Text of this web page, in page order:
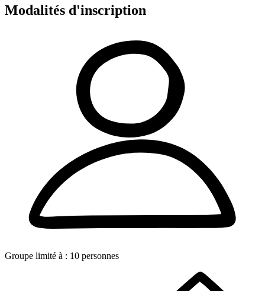
Modalités d'inscription
Groupe limité à : 10 personnes